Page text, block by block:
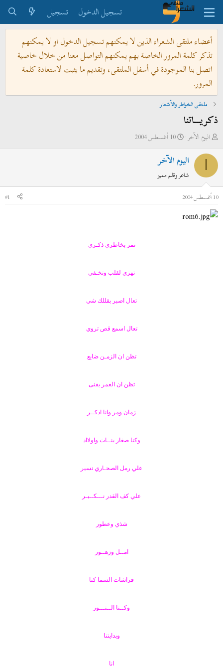
تسجيل الدخول
تسجيل
أعضاء ملتقى الشعراء الذين لا يمكنهم تسجيل الدخول او لا يمكنهم
تذكر كلمة المرور الخاصة بهم يمكنهم التواصل معنا من خلال خاصية
اتصل بنا الموجودة في أسفل الملتقى، وتقديم ما يثبت لاستعادة كلمة
المرور.
ملتقى الخواطر والأشعار
ذكريـــاتنا
ب
ئ
ل
م
و
اليوم الآخر
ت
خ
ل
10 أغسطس 2004
اليوم الآخر
شاعر وقلم مميز
10 أغسطس 2004
#1
تمر بخاطري ذكـري
تهزي لقلب وتخـفي
تعال اصبر بقللك شي
تعال اسمع قص تروي
تظن ان الزمـن ضايع
تظن ان العمر يفنى
زمان ومر وانا اذكــر
وكنا صغار بنــات واولااد
علي رمل الصحـاري نسير
علي كف القدر نـــكــبـر
شذي وعطور
امــل وزهــور
فراشات السما كنا
وكــنا الــنـــور
وبدايتنا
انا